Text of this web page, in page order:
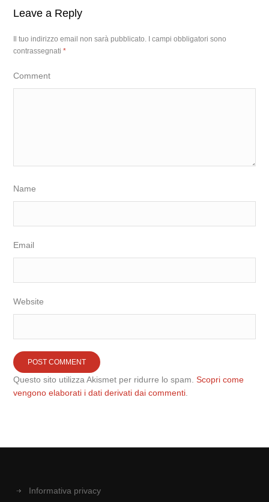
Leave a Reply
Il tuo indirizzo email non sarà pubblicato.
I campi obbligatori sono
contrassegnati*
Comment
Name
Email
Website
Questo sito utilizza Akismet per ridurre lo spam.Scopri come
vengono elaborati i dati derivati dai commenti
Informativa privacy